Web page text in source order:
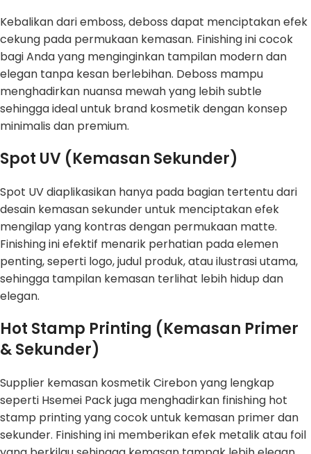
Kebalikan dari emboss, deboss dapat menciptakan efek
cekung pada permukaan kemasan. Finishing ini cocok
bagi Anda yang menginginkan tampilan modern dan
elegan tanpa kesan berlebihan. Deboss mampu
menghadirkan nuansa mewah yang lebih subtle
sehingga ideal untuk brand kosmetik dengan konsep
minimalis dan premium.
Spot UV (Kemasan Sekunder)
Spot UV diaplikasikan hanya pada bagian tertentu dari
desain kemasan sekunder untuk menciptakan efek
mengilap yang kontras dengan permukaan matte.
Finishing ini efektif menarik perhatian pada elemen
penting, seperti logo, judul produk, atau ilustrasi utama,
sehingga tampilan kemasan terlihat lebih hidup dan
elegan.
Hot Stamp Printing (Kemasan Primer
& Sekunder)
Supplier kemasan kosmetik Cirebon yang lengkap
seperti Hsemei Pack juga menghadirkan finishing hot
stamp printing yang cocok untuk kemasan primer dan
sekunder. Finishing ini memberikan efek metalik atau foil